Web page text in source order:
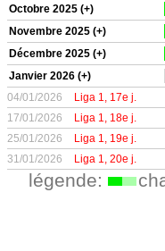
Octobre 2025 (+)
Novembre 2025 (+)
Décembre 2025 (+)
Janvier 2026 (+)
04/01/2026 Liga 1, 17e j.
17/01/2026
Liga 1, 18e j.
25/01/2026
Liga 1, 19e j.
31/01/2026
Liga 1, 20e j.
légende: